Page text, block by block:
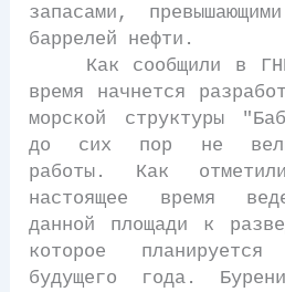
запасами,
баррелей нефти.
Как сообщили в
время начнется
морской структуры
до сих пор не
работы. Как
настоящее время
данной площади к
которое
будущего года.